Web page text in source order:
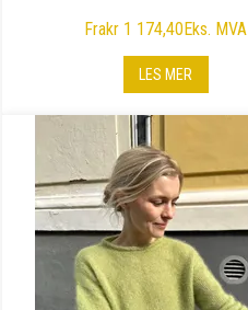
Frakr 1 174,40Eks. MVA
LES MER